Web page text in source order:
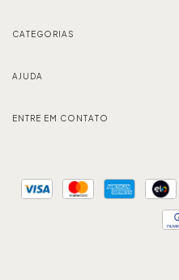
CATEGORIAS
AJUDA
ENTRE EM CONTATO